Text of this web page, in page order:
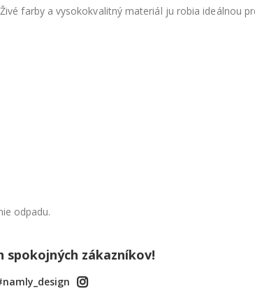
farby a vysokokvalitný materiál ju robia ideálnou
odpadu.
spokojných zákazníkov!